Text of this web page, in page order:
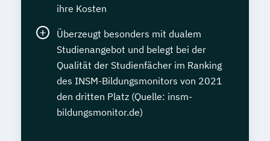
ihre Kosten
Überzeugt besonders mit dualem
Studienangebot und belegt bei der
Qualität der Studienfächer im Ranking
des INSM-Bildungsmonitors von 2021
den dritten Platz (Quelle: insm-
bildungsmonitor.de)